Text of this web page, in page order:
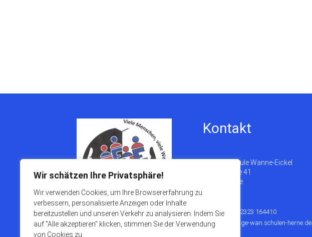
Wir schätzen Ihre Privatsphäre!
Wir verwenden Cookies, um Ihre Browsererfahrung zu
verbessern, personalisierte Anzeigen oder Inhalte
bereitzustellen und unseren Verkehr zu analysieren. Indem Sie
auf "Alle akzeptieren" klicken, stimmen Sie der Verwendung
von Cookies zu.
Kontakt
Gesamtschule Wanne-Eickel
Stöckstraße 41
44649 Herne
Telefon
+49 2323 164410
sekretariat@ge-wan.schulen-herne.de